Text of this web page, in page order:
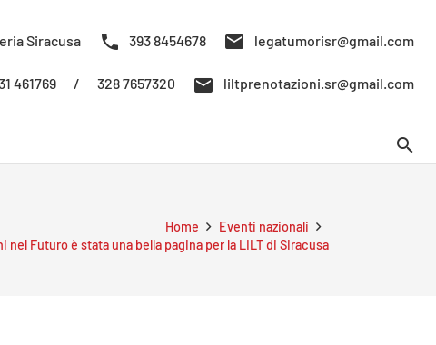
Siracusa phone 393 8454678 mail legatumorisr@gmail.com
461769 / 328 7657320 mail liltprenotazioni.sr@gmail.com
search
Home
Eventi nazionali
nel Futuro è stata una bella pagina per la LILT di Siracusa